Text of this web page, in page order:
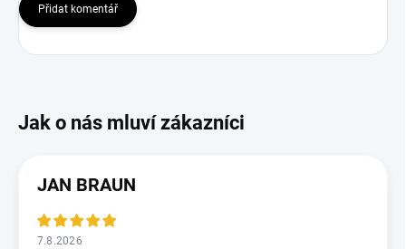
Přidat komentář
JAN BRAUN
7.8.2026